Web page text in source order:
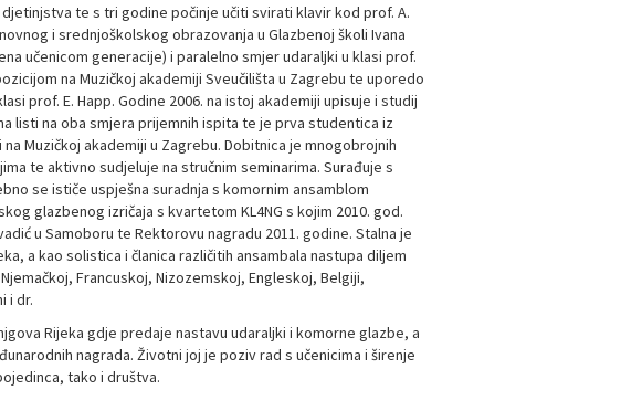
te s tri godine počinje učiti svirati klavir kod prof. A.
i srednjoškolskog obrazovanja u Glazbenoj školi Ivana
učenicom generacije) i paralelno smjer udaraljki u klasi prof.
na Muzičkoj akademiji Sveučilišta u Zagrebu te uporedo
prof. E. Happ. Godine 2006. na istoj akademiji upisuje i studij
listi na oba smjera prijemnih ispita te je prva studentica iz
Muzičkoj akademiji u Zagrebu. Dobitnica je mnogobrojnih
te aktivno sudjeluje na stručnim seminarima. Surađuje s
se ističe uspješna suradnja s komornim ansamblom
glazbenog izričaja s kvartetom KL4NG s kojim 2010. god.
u Samoboru te Rektorovu nagradu 2011. godine. Stalna je
a kao solistica i članica različitih ansambala nastupa diljem
Francuskoj, Nizozemskoj, Engleskoj, Belgiji,
i dr.
Rijeka gdje predaje nastavu udaraljki i komorne glazbe, a
nagrada. Životni joj je poziv rad s učenicima i širenje
tako i društva.